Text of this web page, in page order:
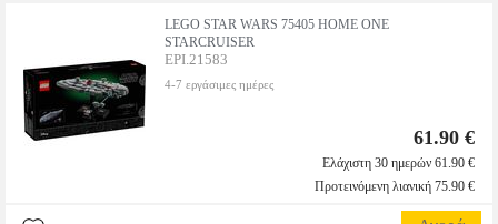
LEGO STAR WARS 75405 HOME ONE
STARCRUISER
EPI.21583
4-7 εργάσιμες ημέρες
61.90 €
Ελάχιστη 30 ημερών 61.90 €
Προτεινόμενη λιανική 75.90 €